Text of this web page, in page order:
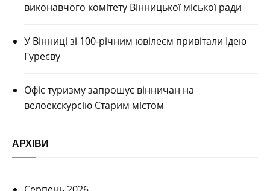
виконавчого комітету Вінницької міської ради
У Вінниці зі 100-річним ювілеєм привітали Ідею
Гуреєву
Офіс туризму запрошує вінничан на
велоекскурсію Старим містом
АРХІВИ